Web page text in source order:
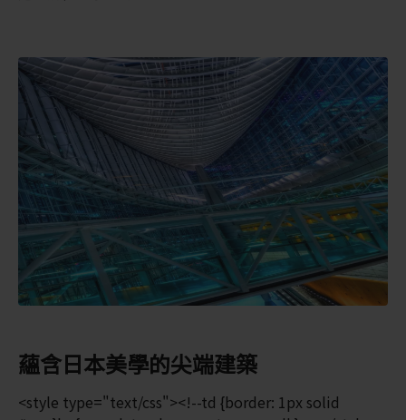
蘊含日本美學的尖端建築
<style type="text/css"><!--td {border: 1px solid